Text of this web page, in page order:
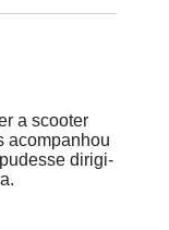
a scooter
acompanhou
dirigi-